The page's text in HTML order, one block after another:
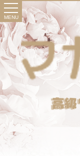
toggle
navigation
MENU